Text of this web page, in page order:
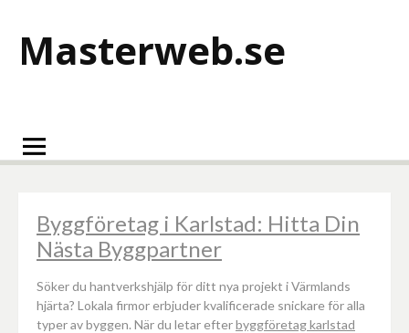
innehåll
Masterweb.se
Byggföretag i Karlstad: Hitta Din
Nästa Byggpartner
Söker du hantverkshjälp för ditt nya projekt i Värmlands
hjärta? Lokala firmor erbjuder kvalificerade snickare för alla
typer av byggen. När du letar efterbyggföretag karlstad